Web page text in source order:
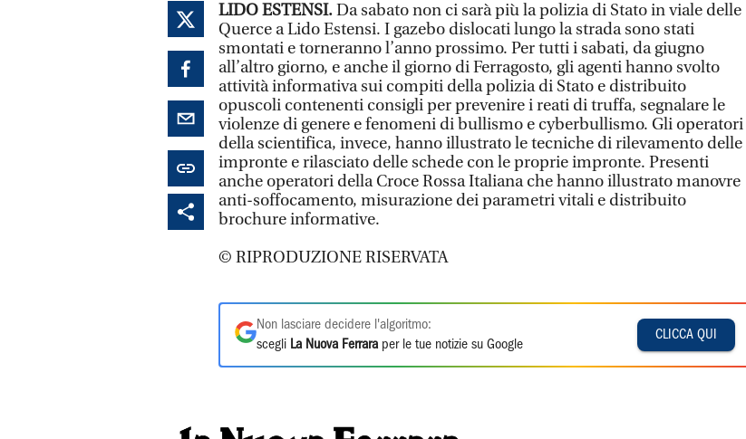
LIDO ESTENSI.Da sabato non ci sarà più la polizia di Stato in viale delle
Querce a Lido Estensi. I gazebo dislocati lungo la strada sono stati
smontati e torneranno l’anno prossimo. Per tutti i sabati, da giugno
all’altro giorno, e anche il giorno di Ferragosto, gli agenti hanno svolto
attività informativa sui compiti della polizia di Stato e distribuito
opuscoli contenenti consigli per prevenire i reati di truffa, segnalare le
violenze di genere e fenomeni di bullismo e cyberbullismo. Gli operatori
della scientifica, invece, hanno illustrato le tecniche di rilevamento delle
impronte e rilasciato delle schede con le proprie impronte. Presenti
anche operatori della Croce Rossa Italiana che hanno illustrato manovre
anti-soffocamento, misurazione dei parametri vitali e distribuito
brochure informative.
© RIPRODUZIONE RISERVATA
Non lasciare decidere l'algoritmo:
scegli La Nuova Ferrara per le tue notizie su Google
CLICCA QUI